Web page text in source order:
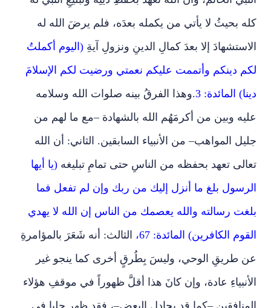
كله بحيثُ لا يأتي من يكمله بعدَه، فلم يرضَ الله له
الاستشهادَ إلا بعدَ كمالِ الدينِ ونزولِ آيةِ (اليوم أكملتُ
لكم دينكم وأتممت عليكم نعمتي ورضيت لكم الإسلامَ
دينا) المائدة: 3.
وهذا الفرقُ بينه صلوات الله وسلامه
عليه وبين من أكرمَهُم الله بالشهادة –مع ما لهم من
جليل المواهب– من الأنبياء السابقين. الثاني: أن الله
تعالى تعهد بحفظه من الناسِ حتى تمامِ تبليغه (يا أيها
الرسول بلغ ما أنزل إليك من ربك وإن لم تفعل فما
بلغت رسالته والله يعصمك من الناس إن الله لا يهدي
القوم الكافرين) المائدة: 67،
الثالث: أنه شَعَرَ بالمؤامرةِ
عن طريقِ الوحي، وليسَ بِطُرقٍ أخرى كما ينجو غير
الأنبياءِ عادة، وإن كانَ هذا أقلَّ ظهوراً في موقفِ هؤلاء
المنافقين –كما قد يجادل البعض–، فقد ظهر جليا في